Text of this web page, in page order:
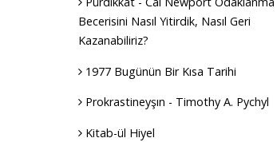
Becerisini Nasıl Yitirdik, Nasıl Geri
Kazanabiliriz?
1977 Bugünün Bir Kısa Tarihi
Prokrastineyşın - Timothy A. Pychyl
Kitab-ül Hiyel